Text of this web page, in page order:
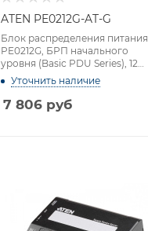
ATEN PE0212G-AT-G
Блок распределения питания
PE0212G, БРП начального
уровня (Basic PDU Series), 12
портов IEC, мах вх. 16A
Уточнить наличие
7 806 руб